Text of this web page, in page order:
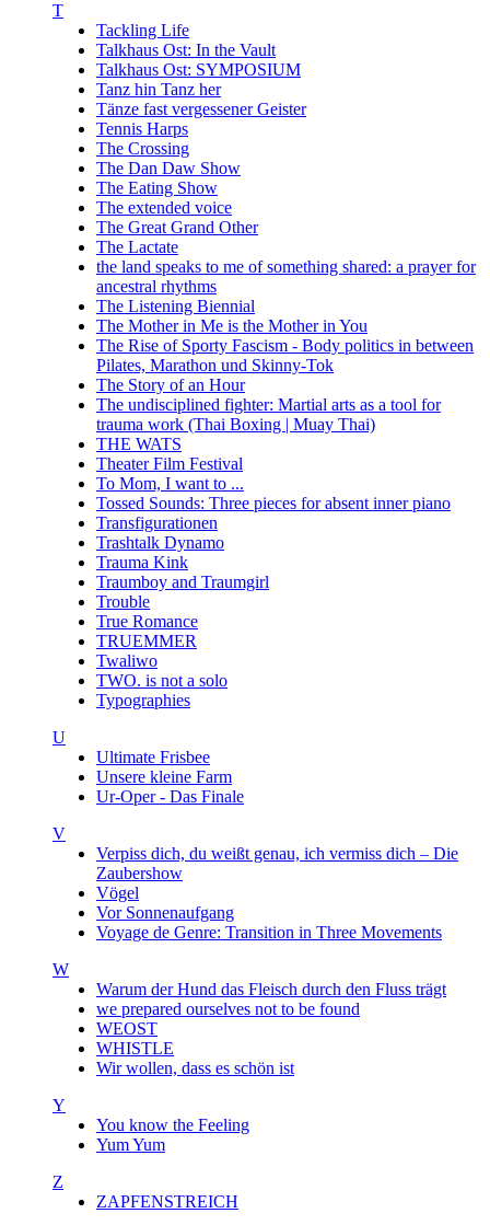
T
Tackling Life
Talkhaus Ost: In the Vault
Talkhaus Ost: SYMPOSIUM
Tanz hin Tanz her
Tänze fast vergessener Geister
Tennis Harps
The Crossing
The Dan Daw Show
The Eating Show
The extended voice
The Great Grand Other
The Lactate
the land speaks to me of something shared: a prayer for
ancestral rhythms
The Listening Biennial
The Mother in Me is the Mother in You
The Rise of Sporty Fascism - Body politics in between
Pilates, Marathon und Skinny-Tok
The Story of an Hour
The undisciplined fighter: Martial arts as a tool for
trauma work (Thai Boxing | Muay Thai)
THE WATS
Theater Film Festival
To Mom, I want to ...
Tossed Sounds: Three pieces for absent inner piano
Transfigurationen
Trashtalk Dynamo
Trauma Kink
Traumboy and Traumgirl
Trouble
True Romance
TRUEMMER
Twaliwo
TWO. is not a solo
Typographies
U
Ultimate Frisbee
Unsere kleine Farm
Ur-Oper - Das Finale
V
Verpiss dich, du weißt genau, ich vermiss dich – Die
Zaubershow
Vögel
Vor Sonnenaufgang
Voyage de Genre: Transition in Three Movements
W
Warum der Hund das Fleisch durch den Fluss trägt
we prepared ourselves not to be found
WEOST
WHISTLE
Wir wollen, dass es schön ist
Y
You know the Feeling
Yum Yum
Z
ZAPFENSTREICH